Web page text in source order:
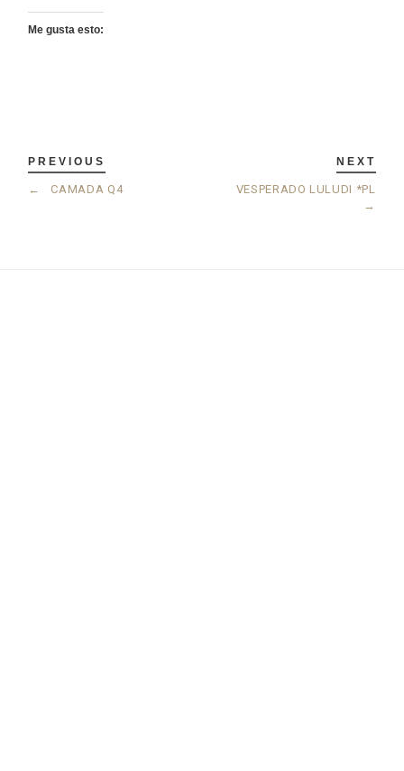
Me gusta esto:
PREVIOUS
← CAMADA Q4
NEXT
VESPERADO LULUDI *PL
→